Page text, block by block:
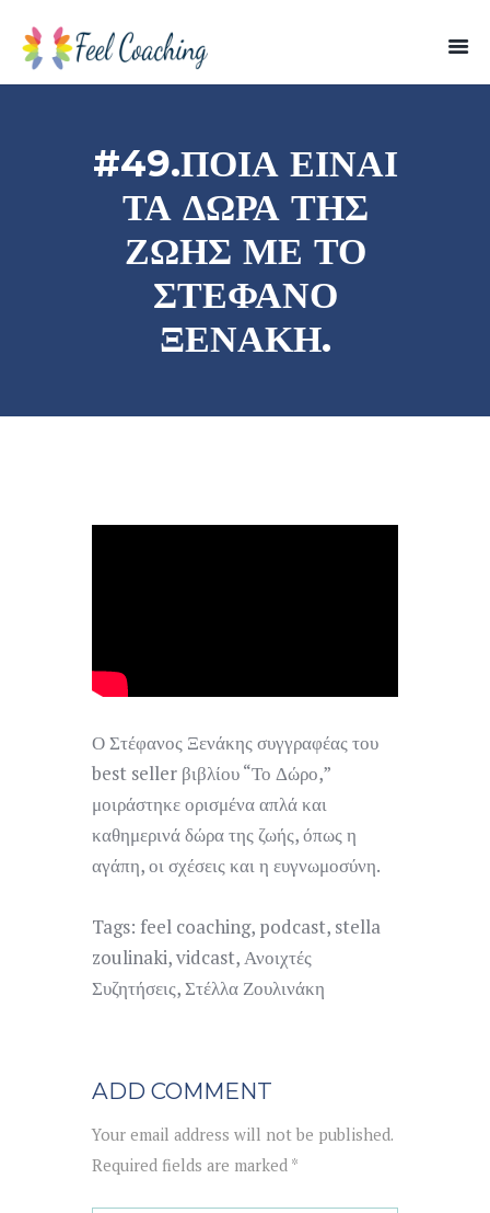
#49.ΠΟΙΑ ΕΊΝΑΙ
ΤΑ ΔΏΡΑ ΤΗΣ
ΖΩΉΣ ΜΕ ΤΟ
ΣΤΈΦΑΝΟ
ΞΕΝΆΚΗ.
Ο Στέφανος Ξενάκης συγγραφέας του
best seller βιβλίου “Το Δώρο,”
μοιράστηκε ορισμένα απλά και
καθημερινά δώρα της ζωής, όπως η
αγάπη, οι σχέσεις και η ευγνωμοσύνη.
Tags: feel coaching, podcast, stella
zoulinaki,vidcast,Ανοιχτές
Συζητήσεις,Στέλλα Ζουλινάκη
ADD COMMENT
Your email address will not be published.
Required fields are marked *